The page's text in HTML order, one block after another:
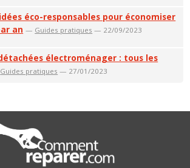
idées éco-responsables pour économiser
an — Guides pratiques — 22/09/2023
électroménager : tous les
Guides pratiques — 27/01/2023